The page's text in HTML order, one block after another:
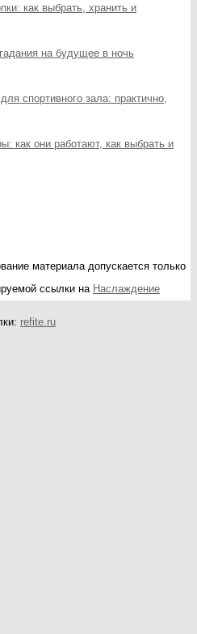
как выбрать, хранить и
на будущее в ночь
спортивного зала: практично,
как они работают, как выбрать и
материала допускается только
ссылки на Наслаждение
refite.ru